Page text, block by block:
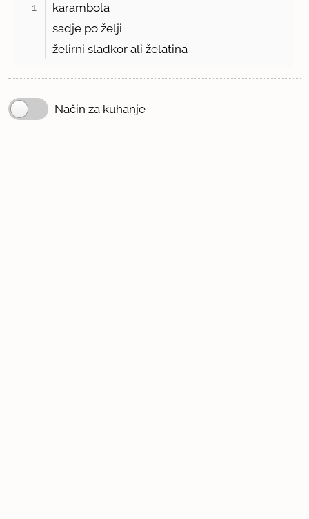
1
karambola
sadje po želji
želirni sladkor ali želatina
Način za kuhanje